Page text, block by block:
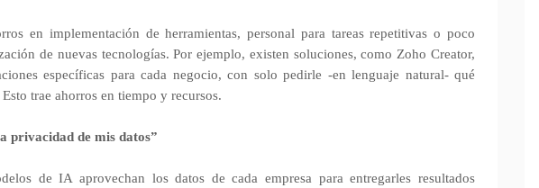
en implementación de herramientas, personal para tareas repetitivas o poco
de nuevas tecnologías. Por ejemplo, existen soluciones, como Zoho Creator,
específicas para cada negocio, con solo pedirle -en lenguaje natural- qué
trae ahorros en tiempo y recursos.
privacidad de mis datos”
de IA aprovechan los datos de cada empresa para entregarles resultados